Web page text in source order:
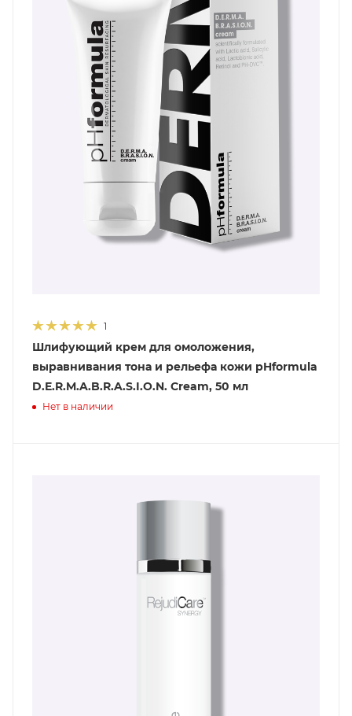
1
Шлифующий крем для омоложения,
выравнивания тона и рельефа кожи pHformula
D.E.R.M.A.B.R.A.S.I.O.N. Cream, 50 мл
Нет в наличии